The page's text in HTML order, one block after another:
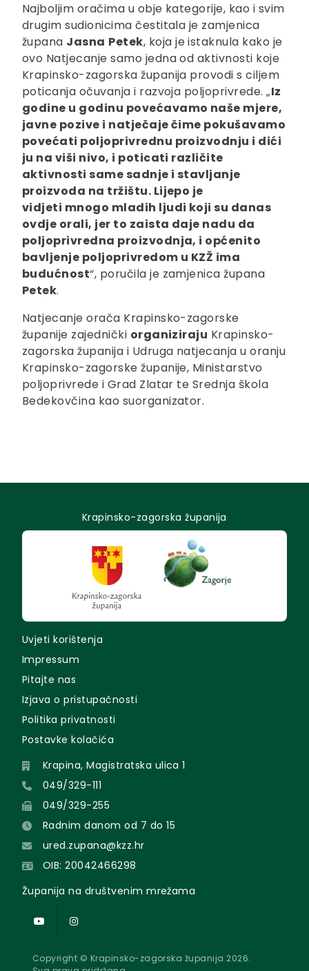
Najboljim oračima u obje kategorije, kao i svim
drugim sudionicima čestitala je zamjenica
župana Jasna Petek, koja je istaknula kako je
ovo Natjecanje samo jedna od aktivnosti koje
Krapinsko-zagorska županija provodi s ciljem
poticanja očuvanja i razvoja poljoprivrede. „Iz
godine u godinu povećavamo naše mjere,
javne pozive i natječaje čime pokušavamo
povećati poljoprivrednu proizvodnju i dići
ju na viši nivo, i poticati različite
aktivnosti same sadnje i stavljanje
proizvoda na tržištu. Lijepo je
vidjeti mnogo mladih ljudi koji su danas
ovdje orali, jer to zaista daje nadu da
poljoprivredna proizvodnja, i općenito
bavljenje poljoprivredom u KZŽ ima
budućnost“, poručila je zamjenica župana
Petek.
Natjecanje orača Krapinsko-zagorske
županije zajednički organiziraju Krapinsko-
zagorska županija i Udruga natjecanja u oranju
Krapinsko-zagorske županije, Ministarstvo
poljoprivrede i Grad Zlatar te Srednja škola
Bedekovčina kao suorganizator.
Krapinsko-zagorska županija
Uvjeti korištenja
Impressum
Pitajte nas
Izjava o pristupačnosti
Politika privatnosti
Postavke kolačića
Krapina, Magistratska ulica 1
049/329-111
049/329-255
Radnim danom od 7 do 15
ured.zupana@kzz.hr
OIB: 20042466298
Županija na društvenim mrežama
Copyright © Krapinsko-zagorska županija 2026.